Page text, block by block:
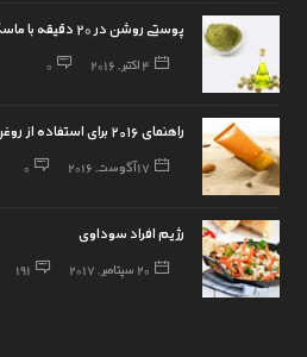
پوستی روشن در 20 دقیقه با ماسک سدر
4 اکتبر, 2016 0
راهنمای ۲۰۱۶ برای استفاده از روغن‌های برنزه‌کننده
17 آگوست, 2016 0
رژیم افراد سوداوی
20 سپتامبر, 2017 191